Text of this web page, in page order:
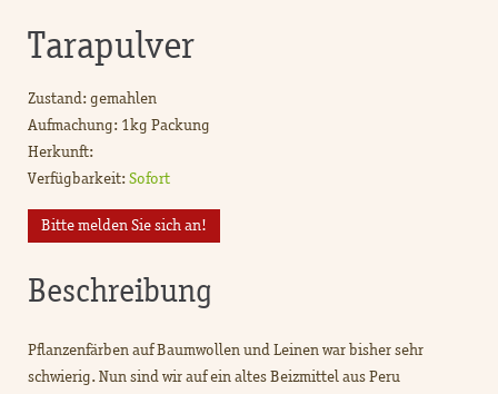
Tarapulver
Zustand: gemahlen
Aufmachung: 1kg Packung
Herkunft:
Verfügbarkeit: Sofort
Bitte melden Sie sich an!
Beschreibung
Pflanzenfärben auf Baumwollen und Leinen war bisher sehr
schwierig. Nun sind wir auf ein altes Beizmittel aus Peru